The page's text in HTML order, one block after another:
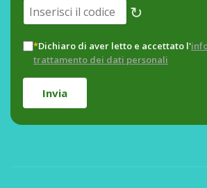
↻
*Dichiaro di aver letto e accettato l'
trattamento dei dati personali
Invia